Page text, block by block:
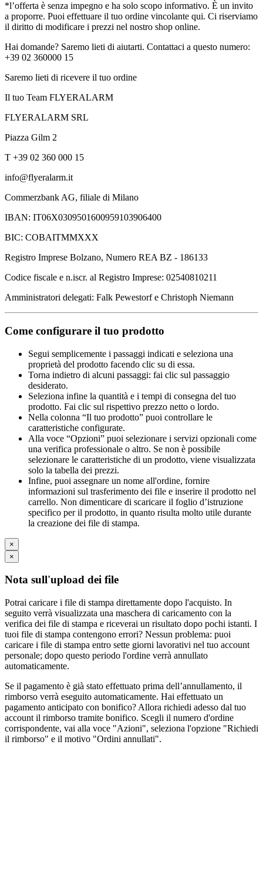
*l’offerta è senza impegno e ha solo scopo informativo. È un invito
a proporre. Puoi effettuare il tuo ordine vincolante qui. Ci riserviamo
il diritto di modificare i prezzi nel nostro shop online.
Hai domande? Saremo lieti di aiutarti. Contattaci a questo numero:
+39 02 360000 15
Saremo lieti di ricevere il tuo ordine
Il tuo Team FLYERALARM
FLYERALARM SRL
Piazza Gilm 2
T +39 02 360 000 15
info@flyeralarm.it
Commerzbank AG, filiale di Milano
IBAN: IT06X0309501600959103906400
BIC: COBAITMMXXX
Registro Imprese Bolzano, Numero REA BZ - 186133
Codice fiscale e n.iscr. al Registro Imprese: 02540810211
Amministratori delegati: Falk Pewestorf e Christoph Niemann
Come configurare il tuo prodotto
Segui semplicemente i passaggi indicati e seleziona una
proprietà del prodotto facendo clic su di essa.
Torna indietro di alcuni passaggi: fai clic sul passaggio
desiderato.
Seleziona infine la quantità e i tempi di consegna del tuo
prodotto. Fai clic sul rispettivo prezzo netto o lordo.
Nella colonna “Il tuo prodotto” puoi controllare le
caratteristiche configurate.
Alla voce “Opzioni” puoi selezionare i servizi opzionali come
una verifica professionale o altro. Se non è possibile
selezionare le caratteristiche di un prodotto, viene visualizzata
solo la tabella dei prezzi.
Infine, puoi assegnare un nome all'ordine, fornire
informazioni sul trasferimento dei file e inserire il prodotto nel
carrello. Non dimenticare di scaricare il foglio d’istruzione
specifico per il prodotto, in quanto risulta molto utile durante
la creazione dei file di stampa.
×
×
Nota sull'upload dei file
Potrai caricare i file di stampa direttamente dopo l'acquisto. In
seguito verrà visualizzata una maschera di caricamento con la
verifica dei file di stampa e riceverai un risultato dopo pochi istanti. I
tuoi file di stampa contengono errori? Nessun problema: puoi
caricare i file di stampa entro sette giorni lavorativi nel tuo account
personale; dopo questo periodo l'ordine verrà annullato
automaticamente.
Se il pagamento è già stato effettuato prima dell’annullamento, il
rimborso verrà eseguito automaticamente. Hai effettuato un
pagamento anticipato con bonifico? Allora richiedi adesso dal tuo
account il rimborso tramite bonifico. Scegli il numero d'ordine
corrispondente, vai alla voce "Azioni", seleziona l'opzione "Richiedi
il rimborso" e il motivo "Ordini annullati".